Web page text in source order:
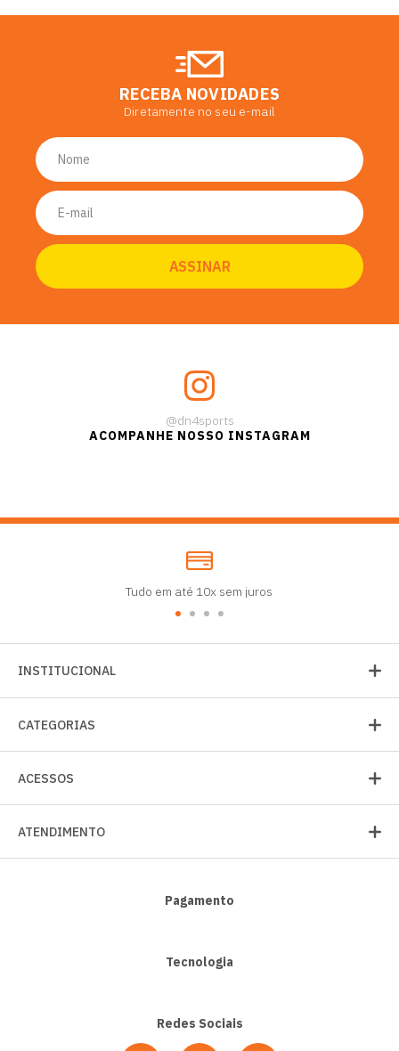
RECEBA NOVIDADES
Diretamente no seu e-mail
@dn4sports
ACOMPANHE NOSSO INSTAGRAM
Tudo em até 10x sem juros
INSTITUCIONAL
CATEGORIAS
ACESSOS
ATENDIMENTO
Pagamento
Tecnologia
Redes Sociais